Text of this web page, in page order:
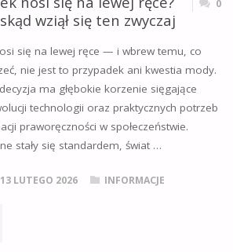
wziął się ten zwyczaj
0
się na lewej ręce — i wbrew temu, co
nie jest to przypadek ani kwestia mody.
ma głębokie korzenie sięgające
technologii oraz praktycznych potrzeb
praworęczności w społeczeństwie.
stały się standardem, świat …
13 LUTEGO 2026 INFORMACJE